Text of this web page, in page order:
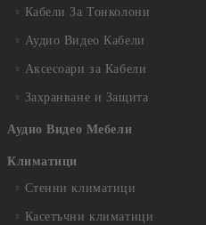
Кабели За Тонколони
Аудио Видео Кабели
Аксесоари за Кабели
Захранване и Защита
Аудио Видео Мебели
Климатици
Стенни климатици
Касетъчни климатици